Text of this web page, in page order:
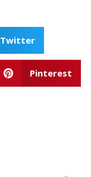
Twitter
Pinterest